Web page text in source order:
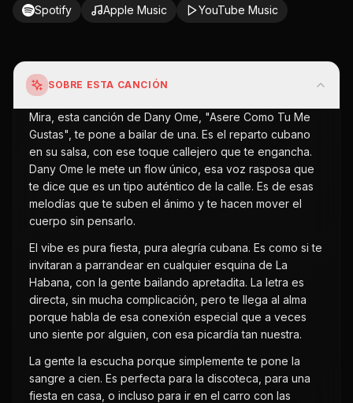
Spotify Apple Music YouTube Music
SOBRE ESTA CANCIÓN
Mira, esta canción de Dany Ome, "Asere Como Tu Me
Gustas", te pone a bailar de una. Es el reparto cubano
en su salsa, con ese toque callejero que te engancha.
Dany Ome le mete un flow único, esa voz rasposa que
te dice que es un tipo auténtico de la calle. Es de esas
melodías que te suben el ánimo y te hacen mover el
cuerpo sin pensarlo.
El vibe es pura fiesta, pura alegría cubana. Es como si te
invitaran a parrandear en cualquier esquina de La
Habana, con la gente bailando apretadita. La letra es
directa, sin mucha complicación, pero te llega al alma
porque habla de esa conexión especial que a veces
uno siente por alguien, con esa picardía tan nuestra.
La gente la escucha porque simplemente te pone la
sangre a cien. Es perfecta para la discoteca, para una
fiesta en casa, o incluso para ir en el carro con las